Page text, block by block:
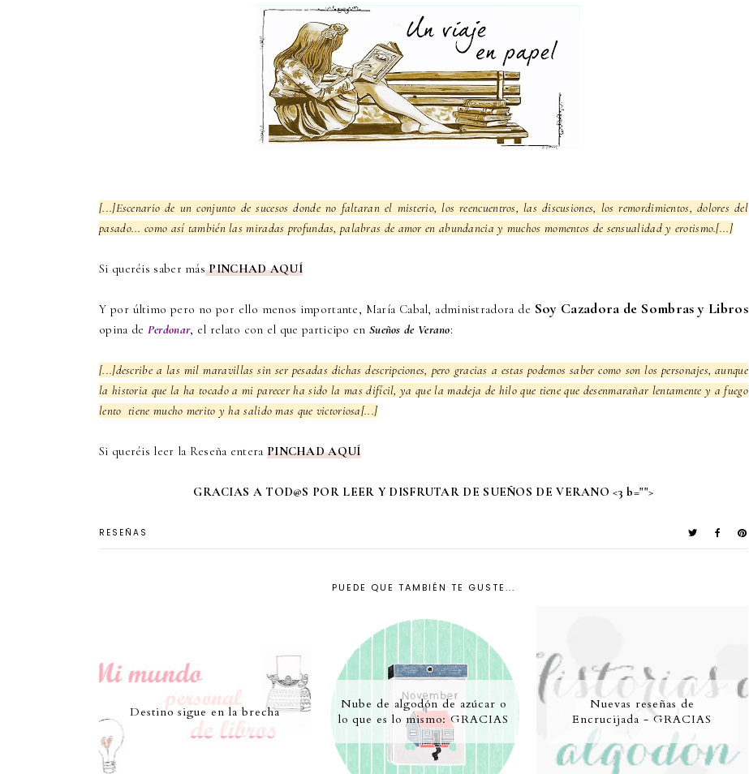
[...]Escenario de un conjunto de sucesos donde no faltaran el misterio, los reencuentros, las discusiones, los remordimientos, dolores del
pasado... como así también las miradas profundas, palabras de amor en abundancia y muchos momentos de sensualidad y erotismo.[...]
Si queréis saber másPINCHAD AQUÍ
Y por último pero no por ello menos importante, María Cabal, administradora de Soy Cazadora de Sombras y Libros
opina de Perdonar, el relato con el que participo en Sueños de Verano:
[...]describe a las mil maravillas sin ser pesadas dichas descripciones, pero gracias a estas podemos saber como son los personajes, aunque
la historia que la ha tocado a mi parecer ha sido la mas difícil, ya que la madeja de hilo que tiene que desenmarañar lentamente y a fuego
lento tiene mucho merito y ha salido mas que victoriosa[...]
Si queréis leer la Reseña entera PINCHAD AQUÍ
GRACIAS A TOD@S POR LEER Y DISFRUTAR DE SUEÑOS DE VERANO <3 b="">
RESEÑAS
PUEDE QUE TAMBIÉN TE GUSTE...
Destino sigue en la brecha
Nube de algodón de azúcar o
lo que es lo mismo: GRACIAS
Nuevas reseñas de
Encrucijada - GRACIAS